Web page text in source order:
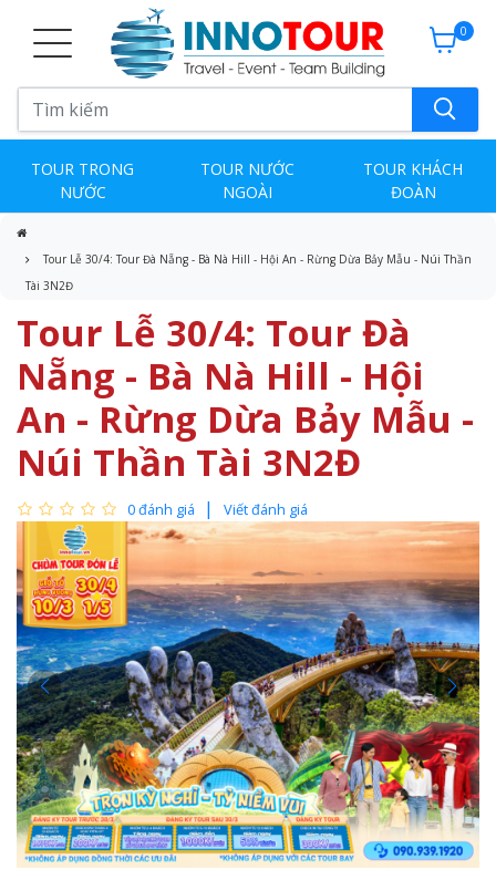
0
TOUR TRONG
NƯỚC
TOUR NƯỚC
NGOÀI
TOUR KHÁCH
ĐOÀN
Tour Lễ 30/4: Tour Đà Nẵng - Bà Nà Hill - Hội An - Rừng Dừa Bảy Mẫu - Núi Thần
Tài 3N2Đ
Tour Lễ 30/4: Tour Đà
Nẵng - Bà Nà Hill - Hội
An - Rừng Dừa Bảy Mẫu -
Núi Thần Tài 3N2Đ
0 đánh giá Viết đánh giá